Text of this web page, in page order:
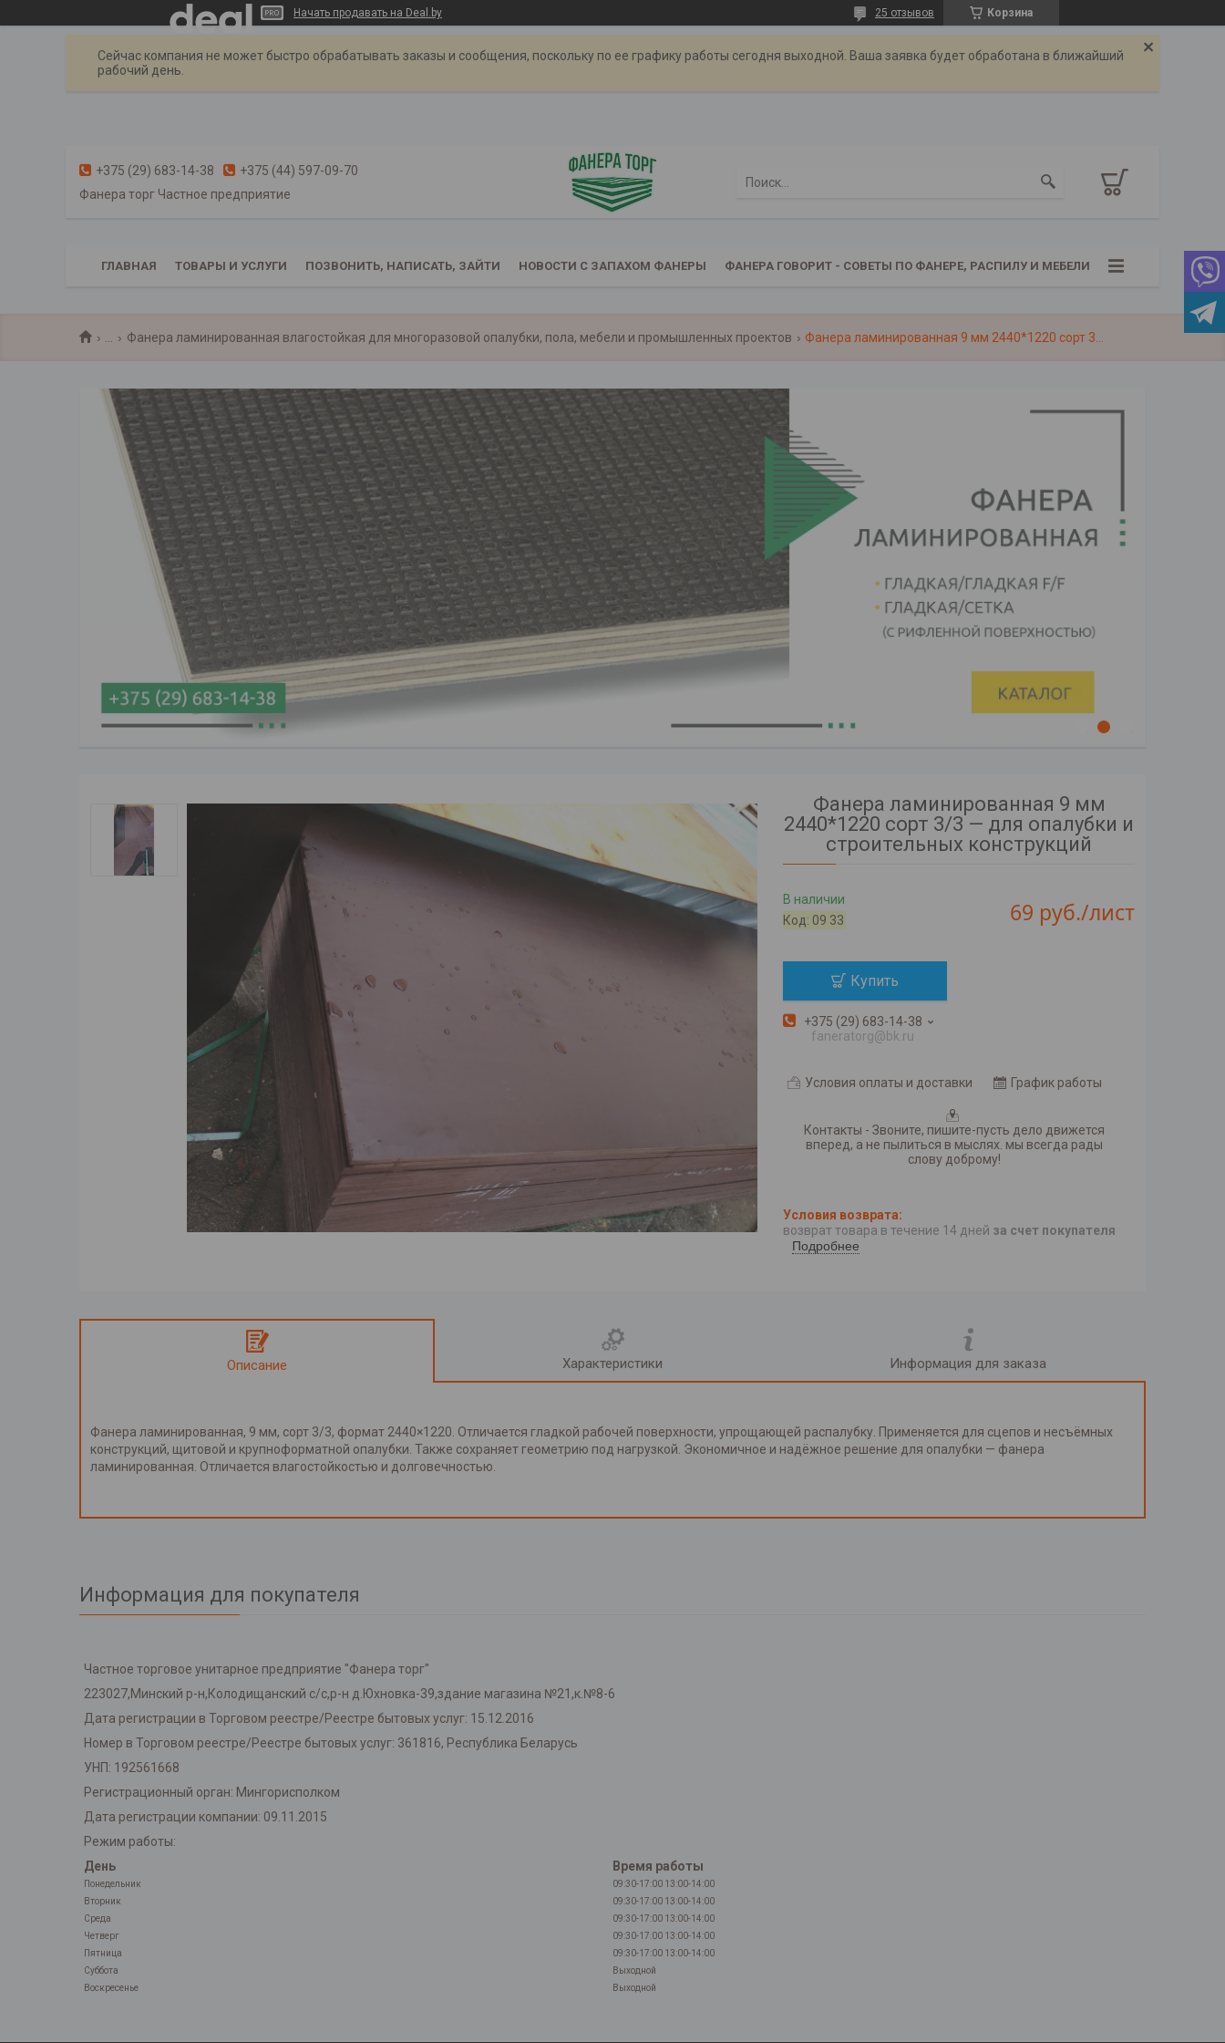
Начать продавать на Deal.by Корзина
25 отзывов
Сейчас компания не может быстро обрабатывать заказы и сообщения, поскольку по ее графику работы сегодня выходной. Ваша заявка будет обработана в ближайший
рабочий день.
+375 (29) 683-14-38
+375 (44) 597-09-70
Фанера торг Частное предприятие
ГЛАВНАЯ ТОВАРЫ И УСЛУГИ ПОЗВОНИТЬ, НАПИСАТЬ, ЗАЙТИ НОВОСТИ С ЗАПАХОМ ФАНЕРЫ ФАНЕРА ГОВОРИТ - СОВЕТЫ ПО ФАНЕРЕ, РАСПИЛУ И МЕБЕЛИ
Фанера ламинированная влагостойкая для многоразовой опалубки, пола, мебели и промышленных проектов
Фанера ламинированная 9 мм
2440*1220 сорт 3/3 — для опалубки и
строительных конструкций
В наличии
Код: 09 33 69 руб./лист
Купить
+375 (29) 683-14-38
faneratorg@bk.ru
Условия оплаты и доставки График работы
Контакты - Звоните, пишите-пусть дело движется
вперед, а не пылиться в мыслях. мы всегда рады
слову доброму!
возврат товара в течение 14 дней за счет покупателя
Подробнее
Описание Характеристики Информация для заказа
Фанера ламинированная, 9 мм, сорт 3/3, формат 2440×1220. Отличается гладкой рабочей поверхности, упрощающей распалубку. Применяется для сцепов и несъёмных
конструкций, щитовой и крупноформатной опалубки. Также сохраняет геометрию под нагрузкой. Экономичное и надёжное решение для опалубки — фанера
ламинированная. Отличается влагостойкостью и долговечностью.
Информация для покупателя
Частное торговое унитарное предприятие "Фанера торг"
223027,Минский р-н,Колодищанский с/с,р-н д.Юхновка-39,здание магазина №21,к.№8-6
Дата регистрации в Торговом реестре/Реестре бытовых услуг: 15.12.2016
Номер в Торговом реестре/Реестре бытовых услуг: 361816, Республика Беларусь
УНП: 192561668
Регистрационный орган: Мингорисполком
Дата регистрации компании: 09.11.2015
Режим работы:
День
Время работы
Понедельник 09:30-17:00 13:00-14:00
Вторник
09:30-17:00 13:00-14:00
Среда
09:30-17:00 13:00-14:00
Четверг
09:30-17:00 13:00-14:00
Пятница
09:30-17:00 13:00-14:00
Суббота
Выходной
Воскресенье
Выходной